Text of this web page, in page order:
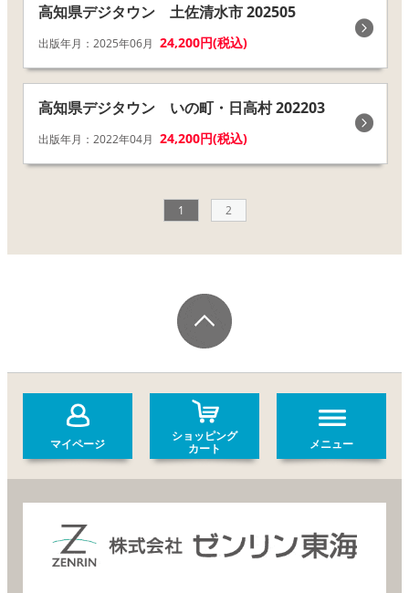
高知県デジタウン 土佐清水市 202505
出版年月：2025年06月 24,200円(税込)
高知県デジタウン いの町・日高村 202203
出版年月：2022年04月 24,200円(税込)
1 2
マイページ
ショッピング
カート
メニュー